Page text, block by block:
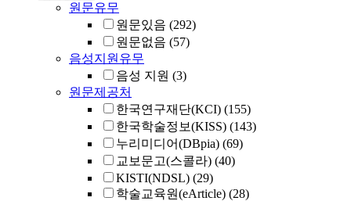
원문유무
원문있음 (292)
원문없음 (57)
음성지원유무
음성 지원 (3)
원문제공처
한국연구재단(KCI) (155)
한국학술정보(KISS) (143)
누리미디어(DBpia) (69)
교보문고(스콜라) (40)
KISTI(NDSL) (29)
학술교육원(eArticle) (28)